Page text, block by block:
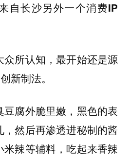
自长沙另外一个消费IP
众所认知，最开始还是源
新制法。
腐外脆里嫩，黑色的表
，然后再渗透进秘制的酱
辣等辅料，吃起来香辣